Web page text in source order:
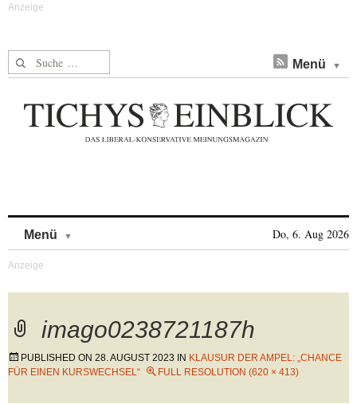
Suche nach: Menü
Menü Do, 6. Aug 2026
imago0238721187h
PUBLISHED ON 28. AUGUST 2023 IN KLAUSUR DER AMPEL: „CHANCE
FÜR EINEN KURSWECHSEL“
FULL RESOLUTION (620 × 413)